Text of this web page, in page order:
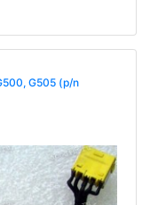
G505 (p/n